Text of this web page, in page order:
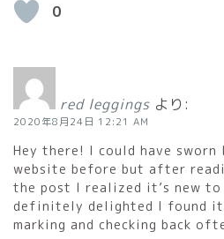
0
red leggings より:
2020年8月24日 12:21 AM
Hey there! I could have sworn
website before but after
the post I realized it’s new to
definitely delighted I found it
marking and checking back